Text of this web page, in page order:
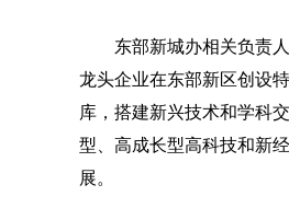
东部新城办相关负责
龙头企业在东部新区创设
库，搭建新兴技术和学科
型、高成长型高科技和新
展。